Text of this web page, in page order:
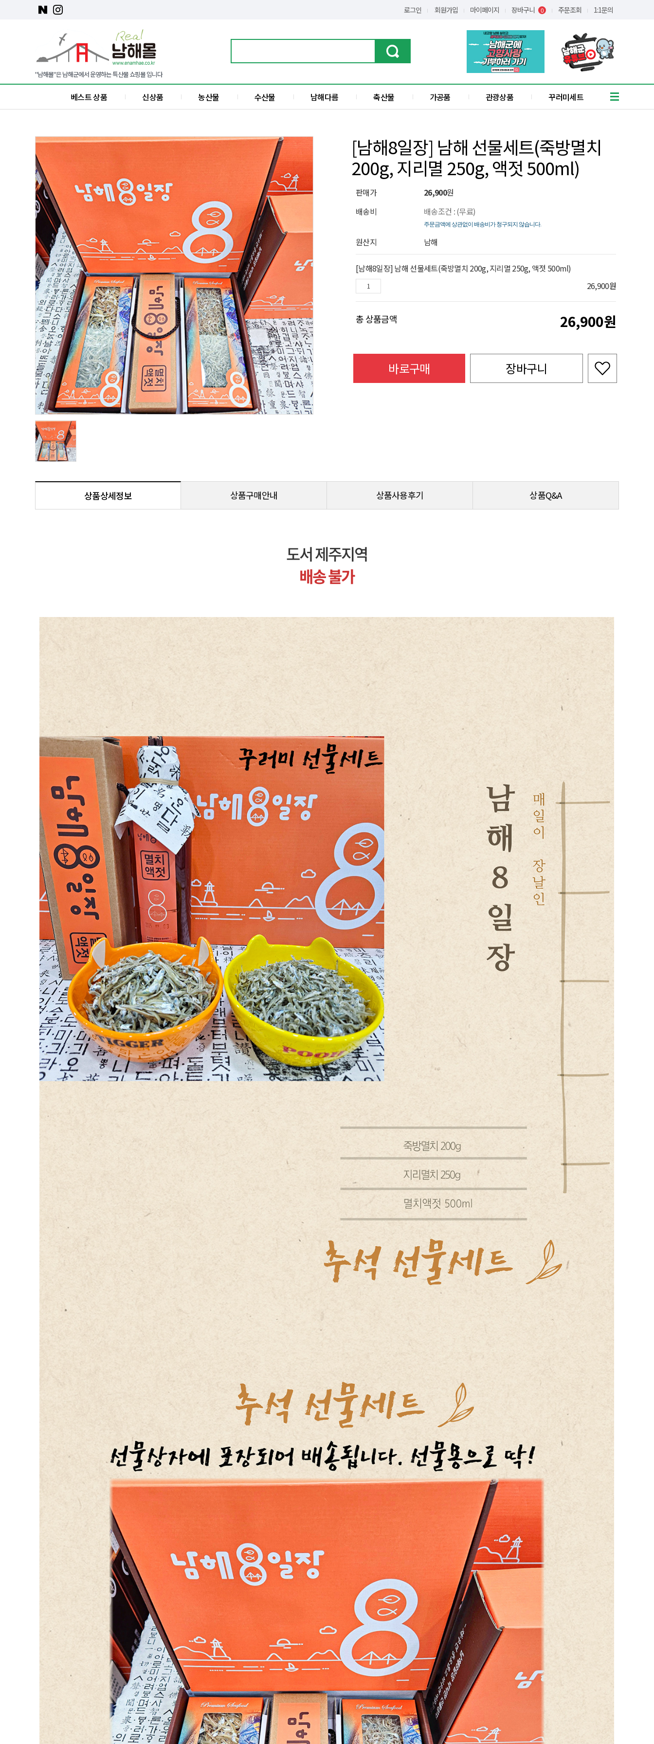
로그인 회원가입 마이페이지 장바구니 0 주문조회 1:1문의
"남해몰"은 남해군에서 운영하는 특산물 쇼핑몰 입니다
베스트 상품 신상품 농산물 수산물 남해다름 축산물 가공품
전통식품
액젓/어간장
장아찌
섬애약쑥
기타
간편식
죽
관광상품 꾸러미세트
[남해8일장] 남해 선물세트(죽방멸치
200g, 지리멸 250g, 액젓 500ml)
판매가 26,900원
배송비
배송조건 : (무료)
주문금액에 상관없이 배송비가 청구되지 않습니다.
원산지 남해
[남해8일장] 남해 선물세트(죽방멸치 200g, 지리멸 250g, 액젓 500ml)
26,900원
총 상품금액 26,900
바로구매 장바구니
상품상세정보 상품구매안내 상품사용후기 상품Q&A
도서 제주지역
배송 불가